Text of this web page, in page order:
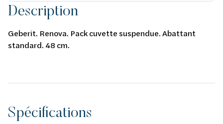
Description
Geberit. Renova. Pack cuvette suspendue. Abattant
standard. 48 cm.
Spécifications